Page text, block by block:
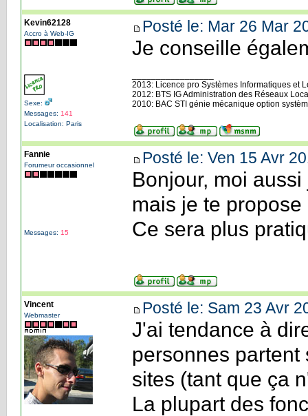
Kevin62128
Accro à Web-IG
Sexe:
Messages: 141
Localisation: Paris
Posté le: Mar 26 Mar
Je conseille
2013: Licence pro Systèmes Informatiques et
2012: BTS IG Administration des Réseaux
2010: BAC STI génie mécanique option
Fannie
Forumeur occasionnel
Messages: 15
Posté le: Ven 15 Avr
Bonjour, moi
mais je te
Ce sera plus
Vincent
Webmaster Posté le: Sam 23 Avr
J'ai tendance à
personnes
sites (tant que ça
La plupart des